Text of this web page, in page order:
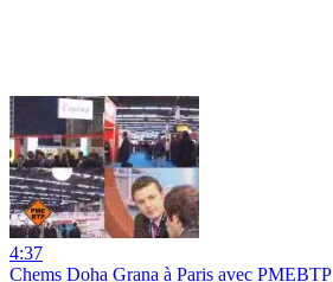
4:37
Chems Doha Grana à Paris avec PMEBTP